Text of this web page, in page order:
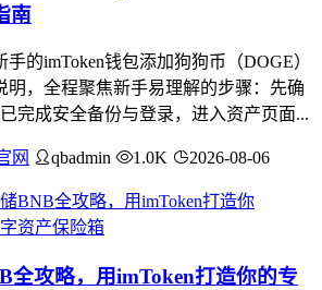
南
的imToken钱包添加狗狗币（DOGE）
明，全程聚焦新手易理解的步骤：先确
完成安全备份与登录，进入资产页面...
网 qbadmin 1.0K 2026-08-06
全攻略，用imToken打造你的专